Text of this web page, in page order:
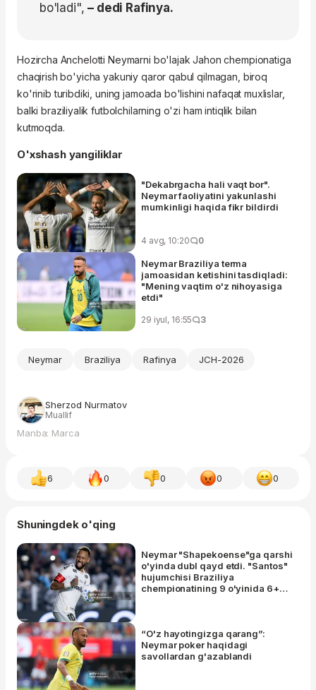
bo'ladi",– dedi Rafinya.
Hozircha Anchelotti Neymarni bo'lajak Jahon chempionatiga
chaqirish bo'yicha yakuniy qaror qabul qilmagan, biroq
ko'rinib turibdiki, uning jamoada bo'lishini nafaqat muxlislar,
balki braziliyalik futbolchilarning o'zi ham intiqlik bilan
kutmoqda.
O'xshash yangiliklar
"Dekabrgacha hali vaqt bor".
Neymar faoliyatini yakunlashi
mumkinligi haqida fikr bildirdi
4 avg, 10:20 0
Neymar Braziliya terma
jamoasidan ketishini tasdiqladi:
"Mening vaqtim o'z nihoyasiga
etdi"
29 iyul, 16:55 3
Neymar Braziliya Rafinya JCH-2026
Sherzod Nurmatov
Muallif
Manba: Marca
6 0 0 0 0
Shuningdek o'qing
Neymar "Shapekoense"ga qarshi
o'yinda dubl qayd etdi. "Santos"
hujumchisi Braziliya
chempionatining 9 o'yinida 6+2
“O'z hayotingizga qarang”:
Neymar poker haqidagi
savollardan g'azablandi